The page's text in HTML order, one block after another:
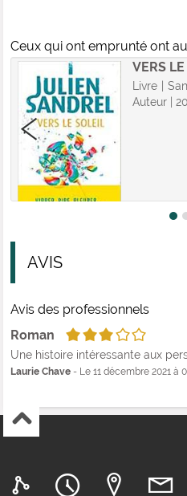
Ceux qui ont emprunté ont
VERS
Livre |
Auteur |
AVIS
Avis des professionnels
Roman
3/5
Une histoire intéressante aux
Laurie Chave - Le 11 décembre 2021 à